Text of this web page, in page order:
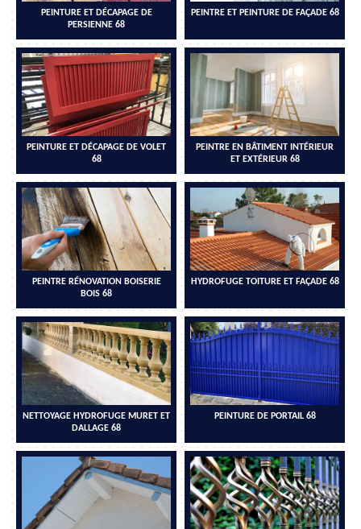
PEINTURE ET DÉCAPAGE DE
PERSIENNE 68
PEINTRE ET PEINTURE DE FAÇADE 68
PEINTURE ET DÉCAPAGE DE VOLET
68
PEINTRE EN BÂTIMENT INTÉRIEUR
ET EXTÉRIEUR 68
PEINTRE RÉNOVATION BOISERIE
BOIS 68
HYDROFUGE TOITURE ET FAÇADE 68
NETTOYAGE HYDROFUGE MURET ET
DALLAGE 68
PEINTURE DE PORTAIL 68